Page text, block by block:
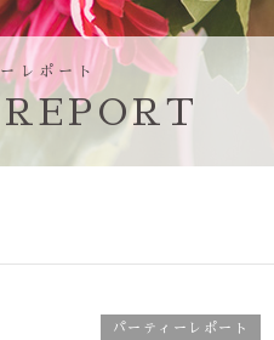
レポート
REPORT
パーティーレポート